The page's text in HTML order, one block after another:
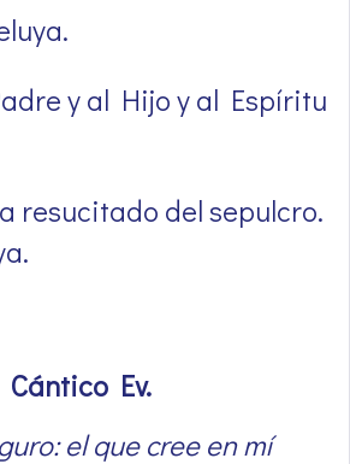
y al Hijo y al Espíritu
resucitado del sepulcro.
Cántico Ev.
el que cree en mí